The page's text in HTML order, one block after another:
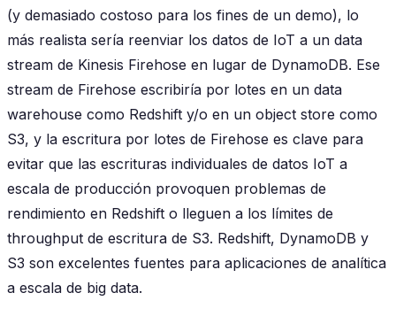
(y demasiado costoso para los fines de un demo), lo
más realista sería reenviar los datos de IoT a un data
stream de Kinesis Firehose en lugar de DynamoDB. Ese
stream de Firehose escribiría por lotes en un data
warehouse como Redshift y/o en un object store como
S3, y la escritura por lotes de Firehose es clave para
evitar que las escrituras individuales de datos IoT a
escala de producción provoquen problemas de
rendimiento en Redshift o lleguen a los límites de
throughput de escritura de S3. Redshift, DynamoDB y
S3 son excelentes fuentes para aplicaciones de analítica
a escala de big data.